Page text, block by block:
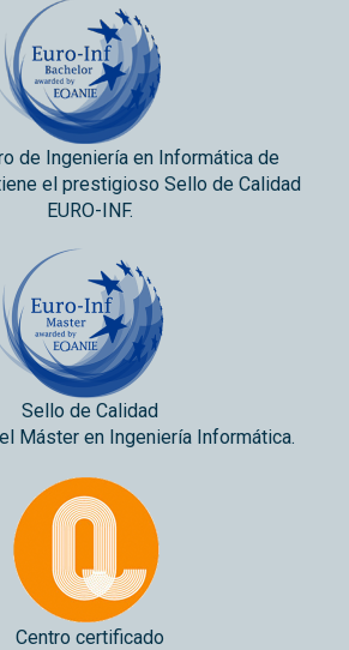
de Ingeniería en Informática de
el prestigioso Sello de Calidad
EURO-INF.
Sello de Calidad
Máster en Ingeniería Informática.
Centro certificado